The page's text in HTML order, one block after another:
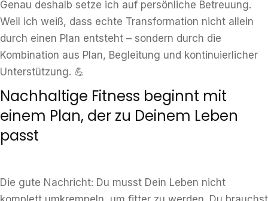
Genau deshalb setze ich auf persönliche Betreuung.
Weil ich weiß, dass echte Transformation nicht allein
durch einen Plan entsteht – sondern durch die
Kombination aus Plan, Begleitung und kontinuierlicher
Unterstützung. 💪
Nachhaltige Fitness beginnt mit
einem Plan, der zu Deinem Leben
passt
Die gute Nachricht: Du musst Dein Leben nicht